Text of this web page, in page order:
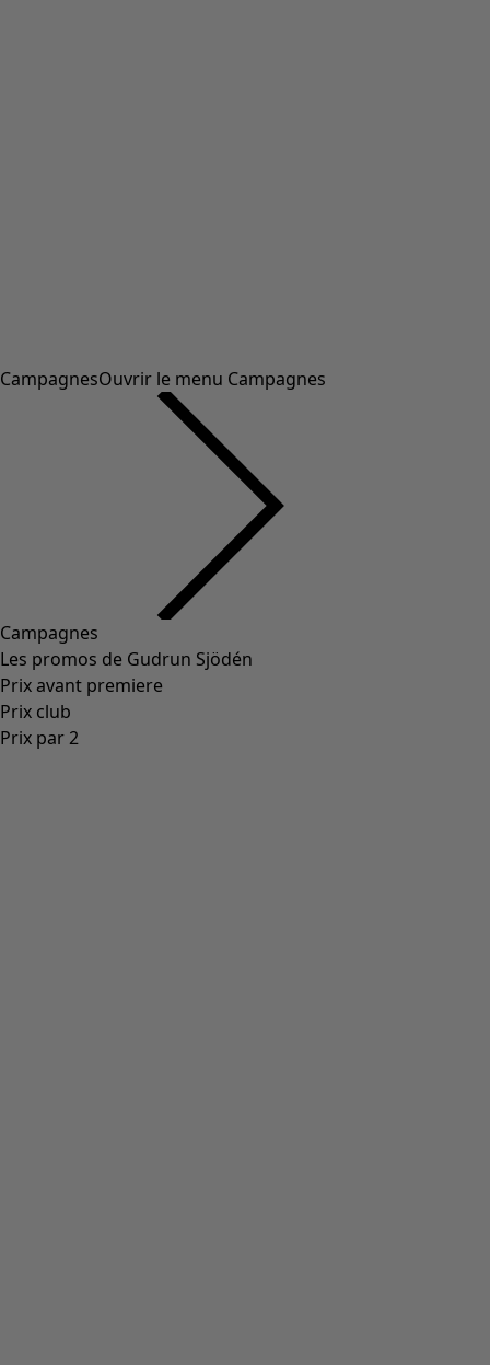
CampagnesOuvrir le menu Campagnes
Campagnes
Les promos de Gudrun Sjödén
Prix avant premiere
Prix club
Prix par 2